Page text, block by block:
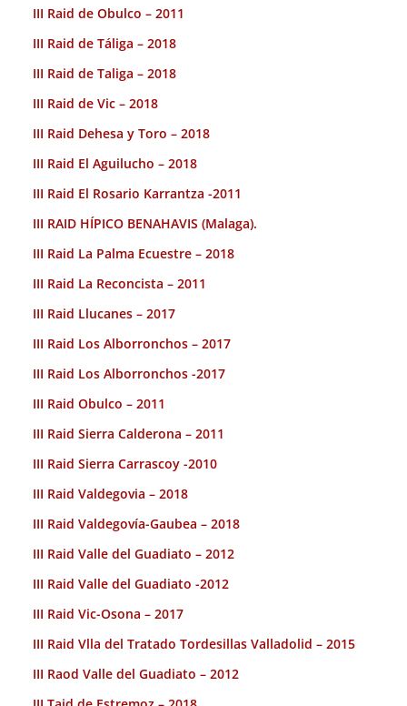
III Raid de Obulco – 2011
III Raid de Táliga – 2018
III Raid de Taliga – 2018
III Raid de Vic – 2018
III Raid Dehesa y Toro – 2018
III Raid El Aguilucho – 2018
III Raid El Rosario Karrantza -2011
III RAID HÍPICO BENAHAVIS (Malaga).
III Raid La Palma Ecuestre – 2018
III Raid La Reconcista – 2011
III Raid Llucanes – 2017
III Raid Los Alborronchos – 2017
III Raid Los Alborronchos -2017
III Raid Obulco – 2011
III Raid Sierra Calderona – 2011
III Raid Sierra Carrascoy -2010
III Raid Valdegovia – 2018
III Raid Valdegovía-Gaubea – 2018
III Raid Valle del Guadiato – 2012
III Raid Valle del Guadiato -2012
III Raid Vic-Osona – 2017
III Raid Vlla del Tratado Tordesillas Valladolid – 2015
III Raod Valle del Guadiato – 2012